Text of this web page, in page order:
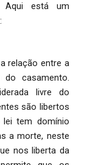
Aqui está um
relação entre a
casamento.
livre do
são libertos
tem domínio
a morte, neste
nos liberta da